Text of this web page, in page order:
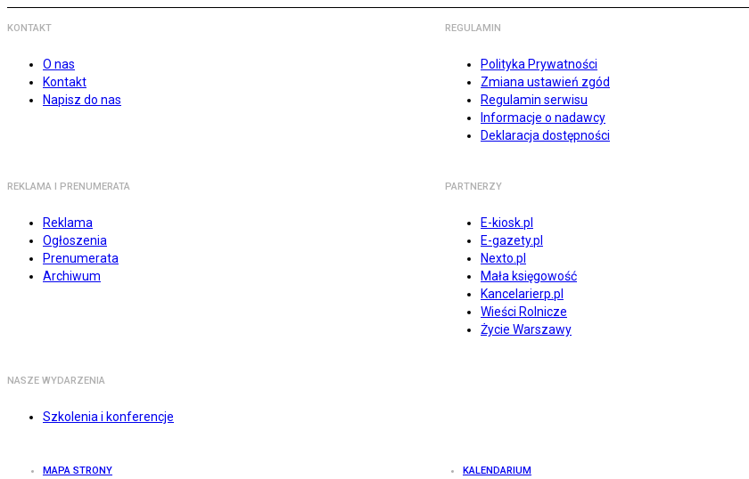
KONTAKT
O nas
Kontakt
Napisz do nas
REGULAMIN
Polityka Prywatności
Zmiana ustawień zgód
Regulamin serwisu
Informacje o nadawcy
Deklaracja dostępności
REKLAMA I PRENUMERATA
Reklama
Ogłoszenia
Prenumerata
Archiwum
PARTNERZY
E-kiosk.pl
E-gazety.pl
Nexto.pl
Mała księgowość
Kancelarierp.pl
Wieści Rolnicze
Życie Warszawy
NASZE WYDARZENIA
Szkolenia i konferencje
MAPA STRONY KALENDARIUM